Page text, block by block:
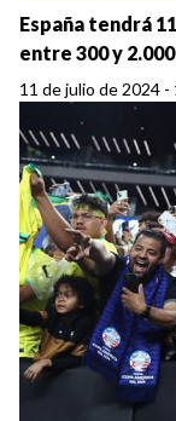
España tendrá
entre 300 y
11 de julio de 2024 -